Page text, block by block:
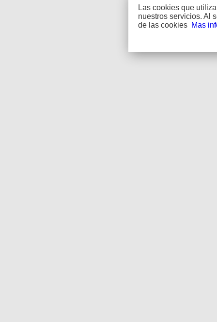
Las cookies que
nuestros servicios. Al
de las cookies
Mas